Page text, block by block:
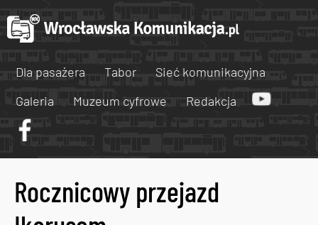
Dla pasażera Tabor
Sieć komunikacyjna
Galeria
Muzeum cyfrowe Redakcja
Rocznicowy przejazd